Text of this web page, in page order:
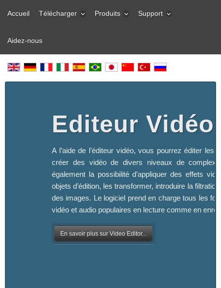
Accueil Télécharger Produits Support
Aidez-nous
Editeur Vidéo
A l’aide de l’éditeur vidéo, vous pourrez éditer les
créer des vidéo de divers niveaux de
également la possibilité d’appliquer des effets
objets d’édition, les transformer, introduire la
des images. Le logiciel prend en charge tous les
vidéo et audio populaires en lecture comme en
En savoir plus sur Video Editor...